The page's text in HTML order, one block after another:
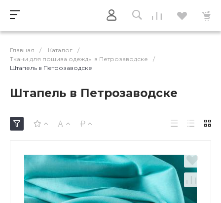
Главная / Каталог
/
Ткани для пошива одежды в Петрозаводске
/
Штапель в Петрозаводске
Штапель в Петрозаводске